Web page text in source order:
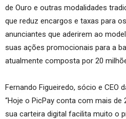
de Ouro e outras modalidades
que reduz encargos e taxas para
anunciantes que aderirem ao
suas ações promocionais para a
atualmente composta por 20
Fernando Figueiredo, sócio e CEO
“Hoje o PicPay conta com mais de
sua carteira digital facilita muito o